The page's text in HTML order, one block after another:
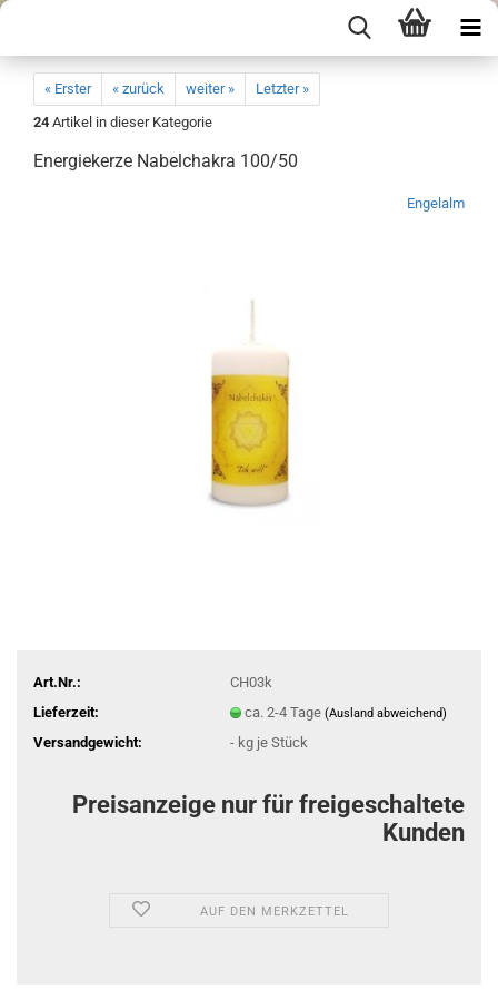
« Erster « zurück weiter »
Letzter »
24 Artikel in dieser Kategorie
Energiekerze Nabelchakra 100/50
Engelalm
Art.Nr.:
CH03k
Lieferzeit:
ca. 2-4 Tage (Ausland abweichend)
Versandgewicht: -kg je Stück
Preisanzeige nur für freigeschaltete
Kunden
AUF DEN MERKZETTEL